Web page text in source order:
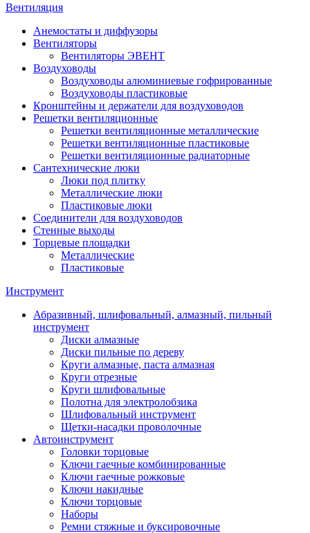
Вентиляция
Анемостаты и диффузоры
Вентиляторы
Вентиляторы ЭВЕНТ
Воздуховоды
Воздуховоды алюминиевые гофрированные
Воздуховоды пластиковые
Кронштейны и держатели для воздуховодов
Решетки вентиляционные
Решетки вентиляционные металлические
Решетки вентиляционные пластиковые
Решетки вентиляционные радиаторные
Сантехнические люки
Люки под плитку
Металлические люки
Пластиковые люки
Соединители для воздуховодов
Стенные выходы
Торцевые площадки
Металлические
Пластиковые
Инструмент
Абразивный, шлифовальный, алмазный, пильный
инструмент
Диски алмазные
Диски пильные по дереву
Круги алмазные, паста алмазная
Круги отрезные
Круги шлифовальные
Полотна для электролобзика
Шлифовальный инструмент
Щетки-насадки проволочные
Автоинструмент
Головки торцовые
Ключи гаечные комбинированные
Ключи гаечные рожковые
Ключи накидные
Ключи торцовые
Наборы
Ремни стяжные и буксировочные